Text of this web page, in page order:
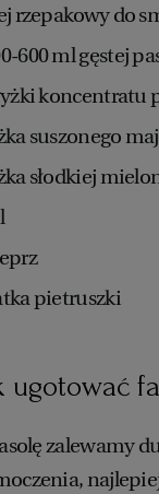
rzepakowy do
600 ml gęstej
koncentratu
suszonego
słodkiej
pietruszki
ugotować
zalewamy